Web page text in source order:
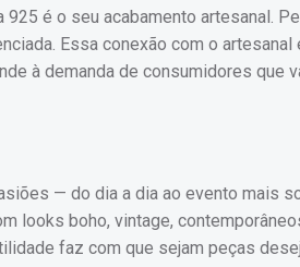
é o seu acabamento artesanal.
Essa conexão com o artesanal
à demanda de consumidores que
— do dia a dia ao evento mais
looks boho, vintage,
faz com que sejam peças